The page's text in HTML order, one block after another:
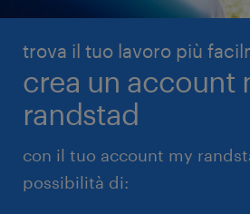
trova il tuo lavoro più
crea un account
randstad
con il tuo account my
possibilità di: